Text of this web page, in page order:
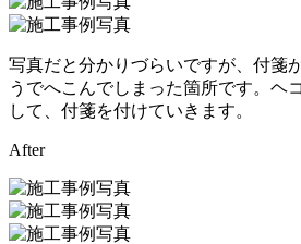
写真だと分かりづらいですが、付箋
うでへこんでしまった箇所です。ヘ
して、付箋を付けていきます。
After